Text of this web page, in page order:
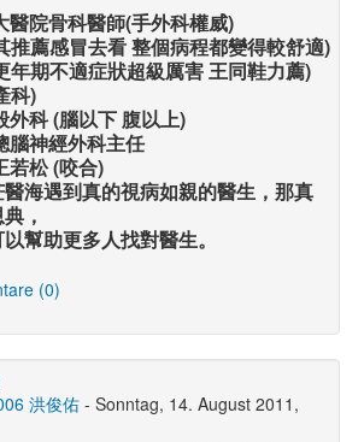
醫院骨科醫師(手外科權威)
推薦感冒去看 整個病程都變得較舒適)
年期不適症狀超級厲害 王同鞋力薦)
科)
外科 (腦以下 腹以上)
腦神經外科主任
若松 (咬合)
海遇到真的視病如親的醫生，那真
，
幫助更多人找對醫生。
(0)
洪俊佑 - Sonntag, 14. August 2011,